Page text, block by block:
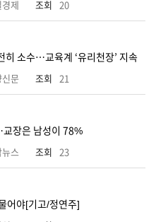
제 20
히 소수…교육계 ‘유리천장’ 지속
신문 21
장은 남성이 78%
뉴스 23
어야[기고/정연주]